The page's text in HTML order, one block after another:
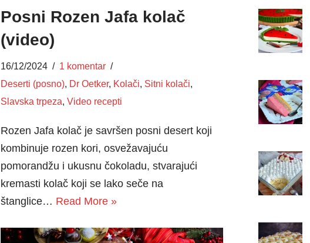
Posni Rozen Jafa kolač
(video)
16/12/2024
1 komentar
Deserti (posno), Dr Oetker, Kolači, Sitni kolači,
Slavska trpeza, Video recepti
Rozen Jafa kolač je savršen posni desert koji
kombinuje rozen kori, osvežavajuću
pomorandžu i ukusnu čokoladu, stvarajući
kremasti kolač koji se lako seče na
štanglice… Read More »